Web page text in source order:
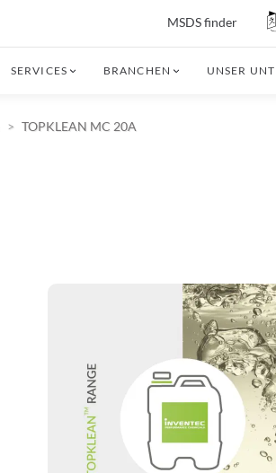
MSDS finder
SERVICES BRANCHEN UNSER
TOPKLEAN MC 20A